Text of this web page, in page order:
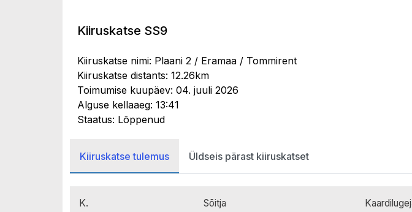
Kiiruskatse SS9
Kiiruskatse nimi: Plaani 2 / Eramaa / Tommirent
Kiiruskatse distants: 12.26km
Toimumise kuupäev: 04. juuli 2026
Alguse kellaaeg: 13:41
Staatus: Lõppenud
Kiiruskatse tulemus Üldseis pärast kiiruskatset
K. Sõitja